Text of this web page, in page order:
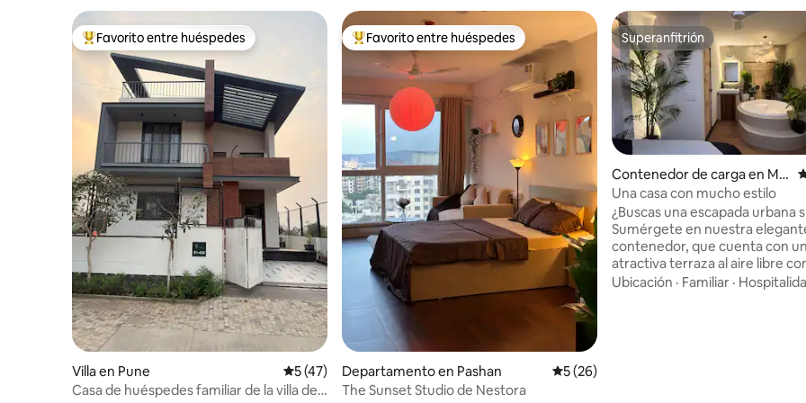
De los mejores en Favorito entre huéspedes
Favorito entre huéspedes
Villa en Pune Calificación promedio: 5 de 5; 47 evaluaciones
5 (47)
Casa de huéspedes familiar de la villa de
De los mejores en Favorito entre huéspedes
Favorito entre huéspedes
Departamento en Pashan Calificación promedio: 5 de 5; 26
5 (26)
The Sunset Studio de Nestora
Superanfitrión
Superanfitrión
Contenedor de carga en Mo
hammadwadi
Una casa con mucho estilo
¿Buscas una escapada urbana
Sumérgete en nuestra
contenedor, que cuenta con
atractiva terraza al aire libre
una acogedora chimenea y un
Ubicación · Familiar ·